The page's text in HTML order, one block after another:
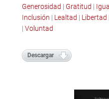
Generosidad | Gratitud |
Inclusión | Lealtad | Libertad
| Voluntad
Descargar